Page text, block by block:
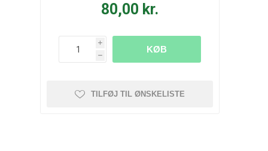
80,00 kr.
i
h
KØB
TILFØJ TIL ØNSKELISTE